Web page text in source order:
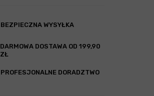
BEZPIECZNA WYSYŁKA
DARMOWA DOSTAWA OD 199,90
ZŁ
PROFESJONALNE DORADZTWO